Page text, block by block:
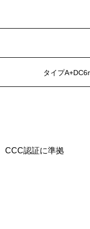
タイプ
CCC認証に準拠